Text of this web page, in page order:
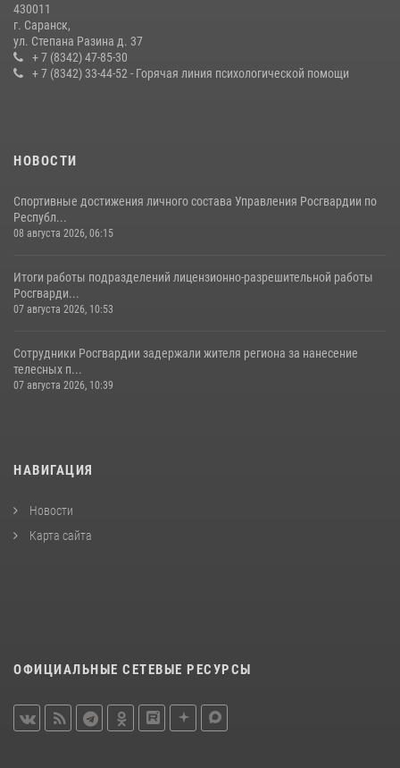
Сотрудники Росгвардии обеспечили безопасность Всероссийского
конкурса профмастерства в Саранске
23 июля 2026, 11:54 4
430011
г. Саранск,
ул. Степана Разина д. 37
+ 7 (8342) 47-85-30
+ 7 (8342) 33-44-52 - Горячая линия психологической помощи
НОВОСТИ
Спортивные достижения личного состава Управления Росгвардии по
Республ...
08 августа 2026, 06:15
Итоги работы подразделений лицензионно-разрешительной работы
Росгварди...
07 августа 2026, 10:53
Сотрудники Росгвардии задержали жителя региона за нанесение
телесных п...
07 августа 2026, 10:39
НАВИГАЦИЯ
Новости
Карта сайта
ОФИЦИАЛЬНЫЕ СЕТЕВЫЕ РЕСУРСЫ